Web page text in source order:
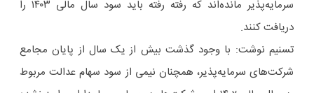
سرمایه‌پذیر مانده‌اند که رفته رفته باید سود سال مالی ۱۴۰۳ را
دریافت کنند.
تسنیم نوشت: با وجود گذشت بیش از یک سال از پایان مجامع
شرکت‌های سرمایه‌پذیر، همچنان نیمی از سود سهام عدالت مربوط